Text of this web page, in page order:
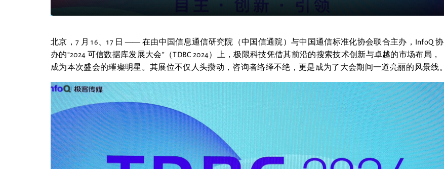
北京，7 月 16、17 日 —— 在由中国信息通信研究院（中国信通院）与中国通信标准化协会联合主办，InfoQ 协
办的“2024 可信数据库发展大会”（TDBC 2024）上，极限科技凭借其前沿的搜索技术创新与卓越的市场布局，
成为本次盛会的璀璨明星。其展位不仅人头攒动，咨询者络绎不绝，更是成为了大会期间一道亮丽的风景线。